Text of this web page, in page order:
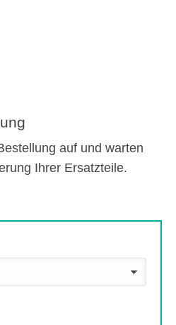
auf und warten
Ihrer Ersatzteile.